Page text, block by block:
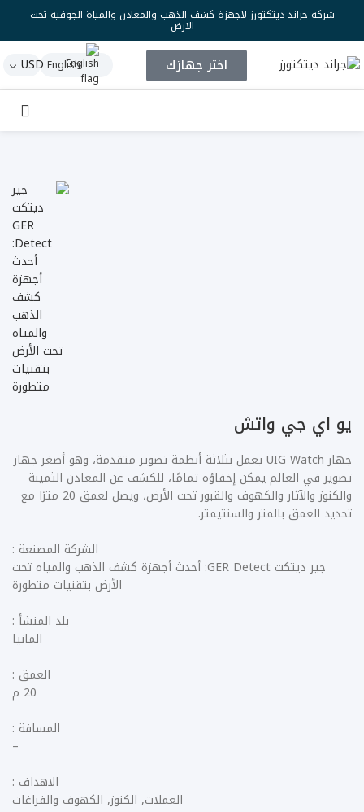
شركة جراند ديتكتورز لاجهزة كشف الذهب والمعادن والمياة الجوفية تحت
الارض
اختر جهازك English
USD
يو اي جي واتش
جهاز UIG Watch يعمل بثلاثة أنظمة تصوير متقدمة، وهو أصغر جهاز
تصوير في العالم يمكن إخفاؤه تمامًا، للكشف عن المعادن الثمينة
والكنوز والآثار والكهوف والقبور تحت الأرض، ويصل لعمق 20 مترًا مع
تحديد العمق بالمتر والسنتيمتر.
الشركة المصنعة :
جير ديتكت GER Detect: أحدث أجهزة كشف الذهب والمياه تحت
الأرض بتقنيات متطورة
بلد المنشأ :
المانيا
العمق :
20 م
المسافة :
–
الاهداف :
العملات, الكنوز, الكهوف والفراغات